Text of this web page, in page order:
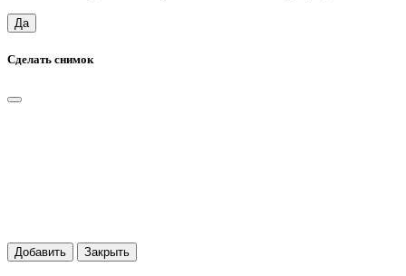
Да
Сделать снимок
Добавить Закрыть